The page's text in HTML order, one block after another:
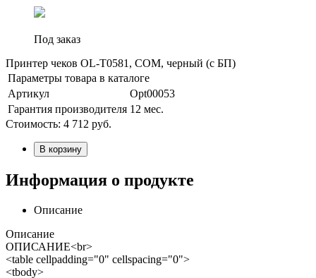
Под заказ
Принтер чеков OL-T0581, COM, черный (с БП)
Параметры товара в каталоге
Артикул
Opt00053
Гарантия производителя 12 мес.
Стоимость: 4 712 руб.
В корзину
Информация о продукте
Описание
Описание
ОПИСАНИЕ<br>
<table cellpadding="0" cellspacing="0">
<tbody>